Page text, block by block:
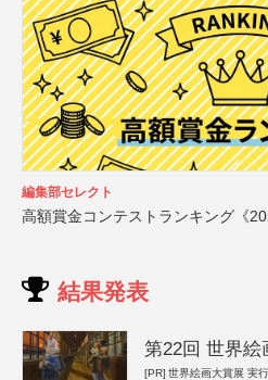
編集部セレクト
高額賞金コンテストランキング《
結果発表
第22回 世界絵
[PR] 世界絵画大賞展 実